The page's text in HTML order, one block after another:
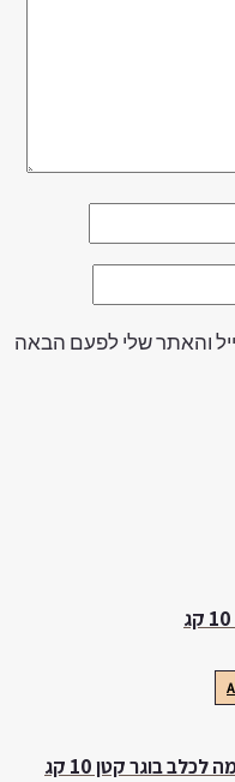
והאתר שלי לפעם הבאה
בוגר קטן 10 קג